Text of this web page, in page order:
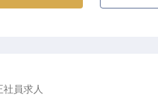
社員求人